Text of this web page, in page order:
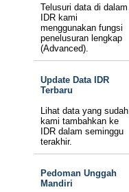
Telusuri data di dalam
IDR kami
menggunakan fungsi
penelusuran lengkap
(Advanced).
Update Data IDR
Terbaru
Lihat data yang sudah
kami tambahkan ke
IDR dalam seminggu
terakhir.
Pedoman Unggah
Mandiri